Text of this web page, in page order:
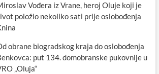
Vođera iz Vrane, heroj Oluje koji je
položio nekoliko sati prije oslobođenja
obrane biogradskog kraja do oslobođenja
put 134. domobranske pukovnije u
„Oluja“